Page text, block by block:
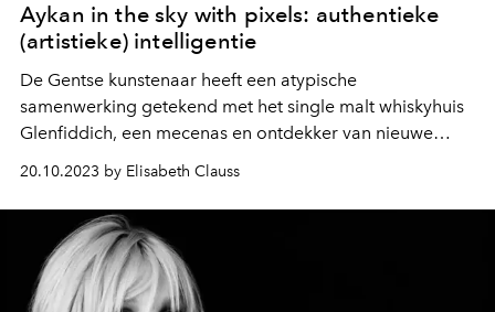
Aykan in the sky with pixels: authentieke
(artistieke) intelligentie
De Gentse kunstenaar heeft een atypische
samenwerking getekend met het single malt whiskyhuis
Glenfiddich, een mecenas en ontdekker van nieuwe
disciplines. Dit is een zeer reële tentoonstelling van
digitale kunst, die zich manifesteert in een reeks werken
die in samenwerking met machines worden gecreëerd.
Wie dient wie? Dit is de hele kunst van een nieuwe
filosofie.
20.10.2023 by Elisabeth Clauss